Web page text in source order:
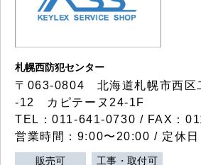
札幌西防犯センター
〒063-0804 北海道札幌市西区
-12 カピテーヌ24-1F
TEL：011-641-0730 / FAX：
営業時間：9:00〜20:00 / 定休日
販売可 工事・取付可